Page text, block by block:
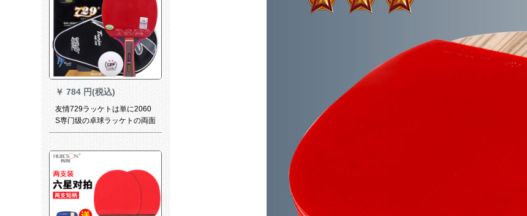
￥ 784 円(税込)
友情729ラッケトは単に2060
S専门级の卓球ラッケトの両面
の逆ゴムY 2060 Sグリップを